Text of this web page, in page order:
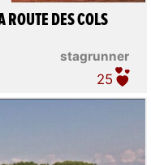
stagrunner
ROUTE DES COLS
25